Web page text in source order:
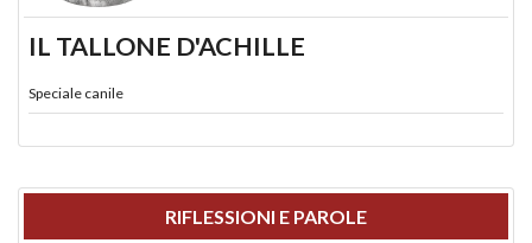
IL TALLONE D'ACHILLE
Speciale canile
RIFLESSIONI E PAROLE